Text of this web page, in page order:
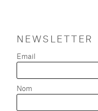
NEWSLETTER
Email
Nom